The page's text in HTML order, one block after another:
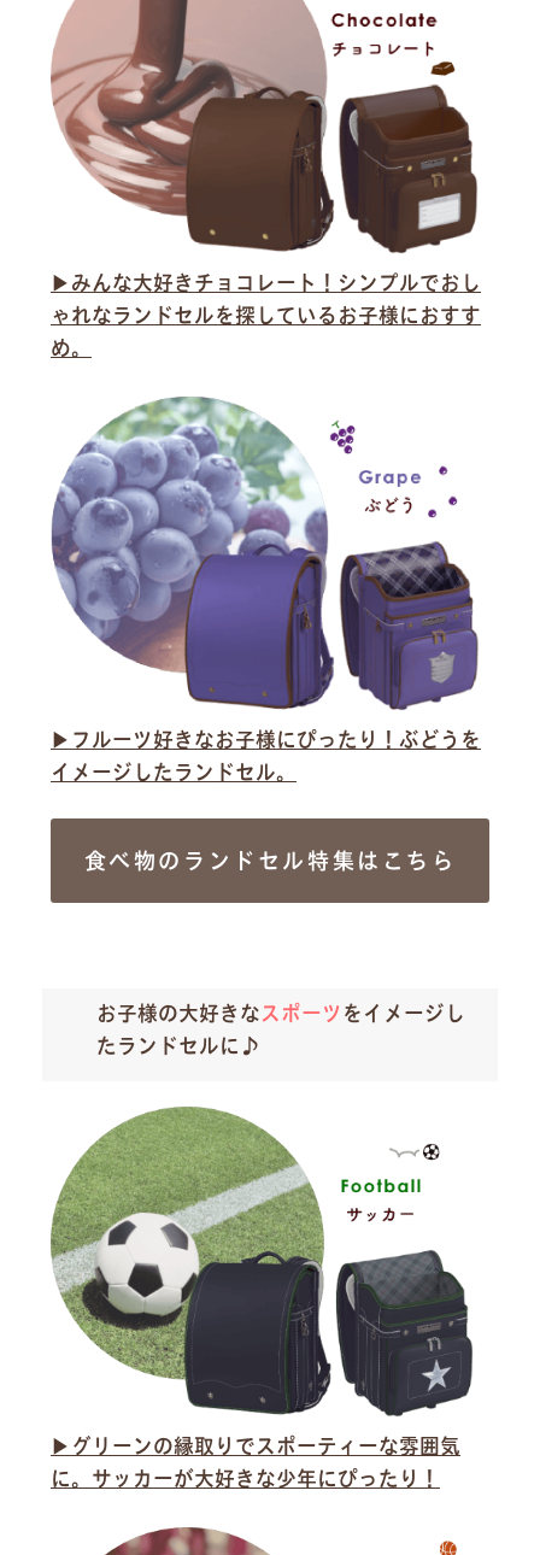
▶︎みんな大好きチョコレート！シンプルでおし
ゃれなランドセルを探しているお子様におすす
め。
▶︎フルーツ好きなお子様にぴったり！ぶどうを
イメージしたランドセル。
食べ物のランドセル特集はこちら
お子様の大好きな スポーツ をイメージし
たランドセルに♪
▶︎グリーンの縁取りでスポーティーな雰囲気
に。サッカーが大好きな少年にぴったり！